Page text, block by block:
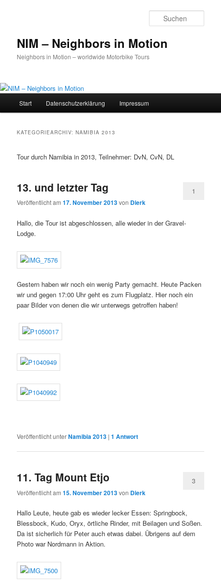
NIM – Neighbors in Motion
Neighbors in Motion – worldwide Motorbike Tours
Start Datenschutz­erklärung Impressum
KATEGORIEARCHIV:NAMIBIA 2013
Tour durch Namibia in 2013, Teilnehmer: DvN, CvN, DL
13. und letzter Tag
Veröffentlicht am17. November 2013von Dierk
1
Hallo, die Tour ist abgeschlossen, alle wieder in der Gravel-
Lodge.
Gestern haben wir noch ein wenig Party gemacht. Heute Packen
wir und gegen 17:00 Uhr geht es zum Flugplatz. Hier noch ein
paar Bilder von denen die wir unterwegs getroffen haben!
Veröffentlicht unterNamibia 2013 |1 Antwort
11. Tag Mount Etjo
Veröffentlicht am15. November 2013von Dierk
3
Hallo Leute, heute gab es wieder lecker Essen: Springbock,
Blessbock, Kudo, Oryx, örtliche Rinder, mit Beilagen und Soßen.
Da ist sicherlich für Peter auch etwas dabei. Übrigens auf dem
Photo war Nordmann in Aktion.